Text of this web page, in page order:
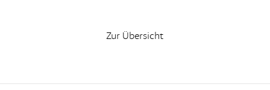
Zur Übersicht